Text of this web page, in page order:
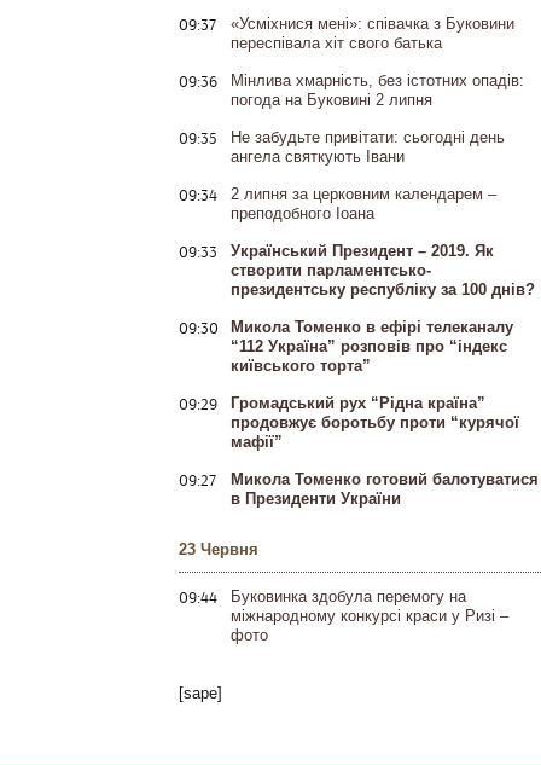
09:37
«Усміхнися мені»: співачка з Буковини
переспівала хіт свого батька
09:36
Мінлива хмарність, без істотних опадів:
погода на Буковині 2 липня
09:35
Не забудьте привітати: сьогодні день
ангела святкують Івани
09:34
2 липня за церковним календарем –
преподобного Іоана
09:33
Український Президент – 2019. Як
створити парламентсько-
президентську республіку за 100 днів?
09:30
Микола Томенко в ефірі телеканалу
“112 Україна” розповів про “індекс
київського торта”
09:29
Громадський рух “Рідна країна”
продовжує боротьбу проти “курячої
мафії”
09:27
Микола Томенко готовий балотуватися
в Президенти України
23 Червня
09:44
Буковинка здобула перемогу на
міжнародному конкурсі краси у Ризі –
фото
[sape]